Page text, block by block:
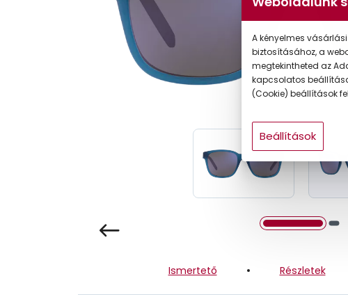
Gyermek
Ismertető Részletek
A kényelmes
biztosításához, a
megtekintheted az
kapcsolatos
(Cookie) beállítások
Beállítások